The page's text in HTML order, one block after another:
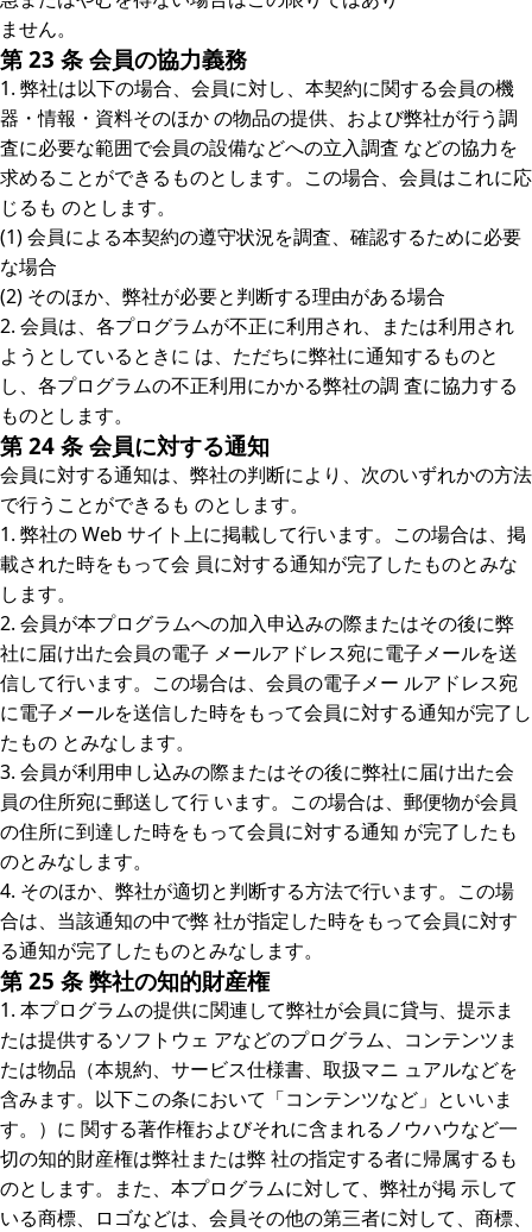
ません。
第 23 条 会員の協力義務
1. 弊社は以下の場合、会員に対し、本契約に関する会員の機
器・情報・資料そのほか の物品の提供、および弊社が行う調
査に必要な範囲で会員の設備などへの立入調査 などの協力を
求めることができるものとします。この場合、会員はこれに応
じるも のとします。
(1) 会員による本契約の遵守状況を調査、確認するために必要
な場合
(2) そのほか、弊社が必要と判断する理由がある場合
2. 会員は、各プログラムが不正に利用され、または利用され
ようとしているときに は、ただちに弊社に通知するものと
し、各プログラムの不正利用にかかる弊社の調 査に協力する
ものとします。
第 24 条 会員に対する通知
会員に対する通知は、弊社の判断により、次のいずれかの方法
で行うことができるも のとします。
1. 弊社の Web サイト上に掲載して行います。この場合は、掲
載された時をもって会 員に対する通知が完了したものとみな
します。
2. 会員が本プログラムへの加入申込みの際またはその後に弊
社に届け出た会員の電子 メールアドレス宛に電子メールを送
信して行います。この場合は、会員の電子メー ルアドレス宛
に電子メールを送信した時をもって会員に対する通知が完了し
たもの とみなします。
3. 会員が利用申し込みの際またはその後に弊社に届け出た会
員の住所宛に郵送して行 います。この場合は、郵便物が会員
の住所に到達した時をもって会員に対する通知 が完了したも
のとみなします。
4. そのほか、弊社が適切と判断する方法で行います。この場
合は、当該通知の中で弊 社が指定した時をもって会員に対す
る通知が完了したものとみなします。
第 25 条 弊社の知的財産権
1. 本プログラムの提供に関連して弊社が会員に貸与、提示ま
たは提供するソフトウェ アなどのプログラム、コンテンツま
たは物品（本規約、サービス仕様書、取扱マニ ュアルなどを
含みます。以下この条において「コンテンツなど」といいま
す。）に 関する著作権およびそれに含まれるノウハウなど一
切の知的財産権は弊社または弊 社の指定する者に帰属するも
のとします。また、本プログラムに対して、弊社が掲 示して
いる商標、ロゴなどは、会員その他の第三者に対して、商標、